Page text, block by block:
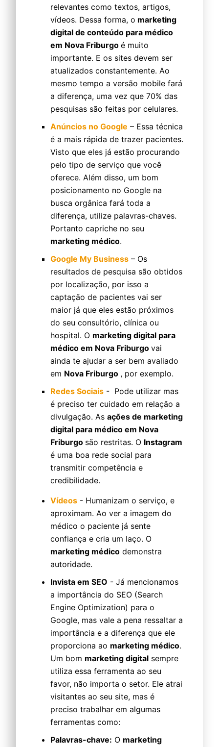
relevantes como textos, artigos,
vídeos. Dessa forma, o marketing
digital de conteúdo para médico
em Nova Friburgo é muito
importante. E os sites devem ser
atualizados constantemente. Ao
mesmo tempo a versão mobile fará
a diferença, uma vez que 70% das
pesquisas são feitas por celulares.
Anúncios no Google – Essa técnica
é a mais rápida de trazer pacientes.
Visto que eles já estão procurando
pelo tipo de serviço que você
oferece. Além disso, um bom
posicionamento no Google na
busca orgânica fará toda a
diferença, utilize palavras-chaves.
Portanto capriche no seu
marketing médico.
Google My Business – Os
resultados de pesquisa são obtidos
por localização, por isso a
captação de pacientes vai ser
maior já que eles estão próximos
do seu consultório, clínica ou
hospital. O marketing digital para
médico em Nova Friburgo vai
ainda te ajudar a ser bem avaliado
em Nova Friburgo , por exemplo.
Redes Sociais - Pode utilizar mas
é preciso ter cuidado em relação a
divulgação. As ações de marketing
digital para médico em Nova
Friburgo são restritas. O Instagram
é uma boa rede social para
transmitir competência e
credibilidade.
Vídeos - Humanizam o serviço, e
aproximam. Ao ver a imagem do
médico o paciente já sente
confiança e cria um laço. O
marketing médico demonstra
autoridade.
Invista em SEO - Já mencionamos
a importância do SEO (Search
Engine Optimization) para o
Google, mas vale a pena ressaltar a
importância e a diferença que ele
proporciona ao marketing médico.
Um bom marketing digital sempre
utiliza essa ferramenta ao seu
favor, não importa o setor. Ele atrai
visitantes ao seu site, mas é
preciso trabalhar em algumas
ferramentas como:
Palavras-chave: O marketing